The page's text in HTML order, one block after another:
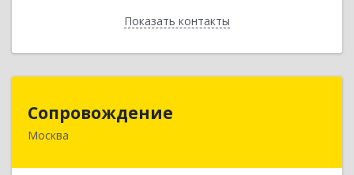
Показать контакты
Назад
Сопровождение
Москва
117198, Москва г, Саморы Машела ул, дом № 8,